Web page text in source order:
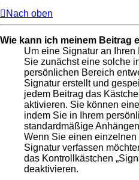
Nach oben
Wie kann ich meinem Beitrag
Um eine Signatur an
Sie zunächst eine solche
persönlichen Bereich
Signatur erstellt und
jedem Beitrag das
aktivieren. Sie können
indem Sie in Ihrem
standardmäßige
Wenn Sie einen
Signatur verfassen
das Kontrollkästchen
deaktivieren.